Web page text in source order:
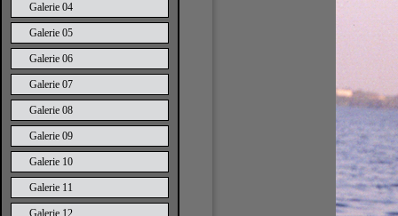
Galerie 04
Galerie 05
Galerie 06
Galerie 07
Galerie 08
Galerie 09
Galerie 10
Galerie 11
Galerie 12